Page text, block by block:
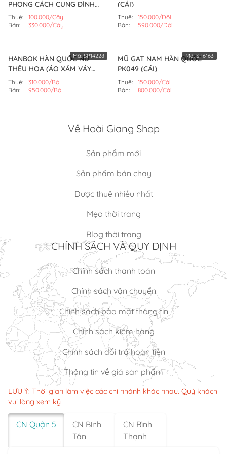
PHONG CÁCH CUNG ĐÌNH
(CÂY)
Thuê:
100.000/Cây
Bán:
330.000/Cây
(CÁI)
Thuê:
150.000/Đôi
Bán:
590.000/Đôi
HANBOK HÀN QUỐC NỮ
THÊU HOA (ÁO XÁM VÁY
VÀNG)
Thuê:
310.000/Bộ
Bán:
950.000/Bộ
Mã:SP14228
MŨ GAT NAM HÀN QUỐC
PK049 (CÁI)
Thuê:
150.000/Cái
Bán:
800.000/Cái
Mã:SP6163
Về Hoài Giang Shop
Sản phẩm mới
Sản phẩm bán chạy
Được thuê nhiều nhất
Mẹo thời trang
Blog thời trang
CHÍNH SÁCH VÀ QUY ĐỊNH
Chính sách thanh toán
Chính sách vận chuyển
Chính sách bảo mật thông tin
Chính sách kiểm hàng
Chính sách đổi trả hoàn tiền
Thông tin về giá sản phẩm
LƯU Ý: Thời gian làm việc các chi nhánh khác nhau. Quý khách
vui lòng xem kỹ
CN Quận 5
CN Bình
Tân
CN Bình
Thạnh